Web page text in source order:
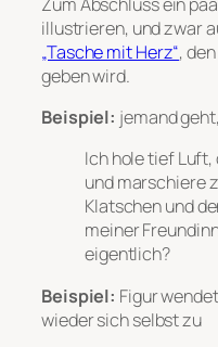
illustrieren, und zwar
„Tasche mit Herz“,
geben wird.
Beispiel: jemand
Ich hole tief
und marschiere
Klatschen und
meiner
eigentlich?
Beispiel: Figur
wieder sich selbst zu